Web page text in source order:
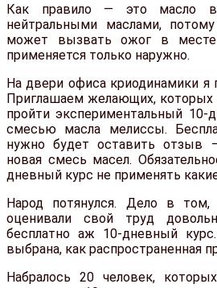
Как правило — это масло
нейтральными маслами,
может вызвать ожог в месте
применяется только наружно.
На двери офиса криодинамики я
Приглашаем желающих, которых
пройти экспериментальный
смесью масла мелиссы.
нужно будет оставить отзыв
новая смесь масел.
дневный курс не применять
Народ потянулся. Дело в том,
оценивали свой труд
бесплатно аж 10-дневный
выбрана, как распространенная
Набралось 20 человек,